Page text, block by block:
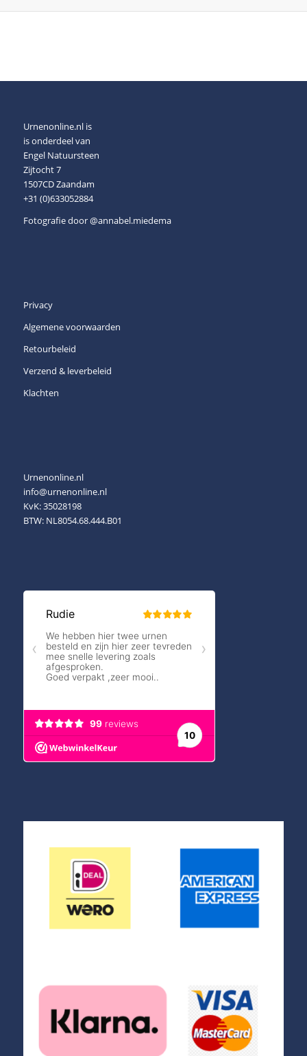
Urnenonline.nl is
is onderdeel van
Engel Natuursteen
Zijtocht 7
1507CD Zaandam
+31 (0)633052884
Fotografie door@annabel.miedema
Privacy
Algemene voorwaarden
Retourbeleid
Verzend & leverbeleid
Klachten
Urnenonline.nl
info@urnenonline.nl
KvK: 35028198
BTW: NL8054.68.444.B01